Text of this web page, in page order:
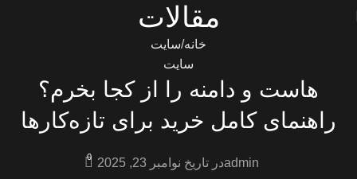
مقالات
خانه سایت
سایت
هاست و دامنه را از کجا بخرم؟
راهنمای کامل خرید برای تازه‌کارها
adminدر تاریخ نوامبر 23, 2025 0